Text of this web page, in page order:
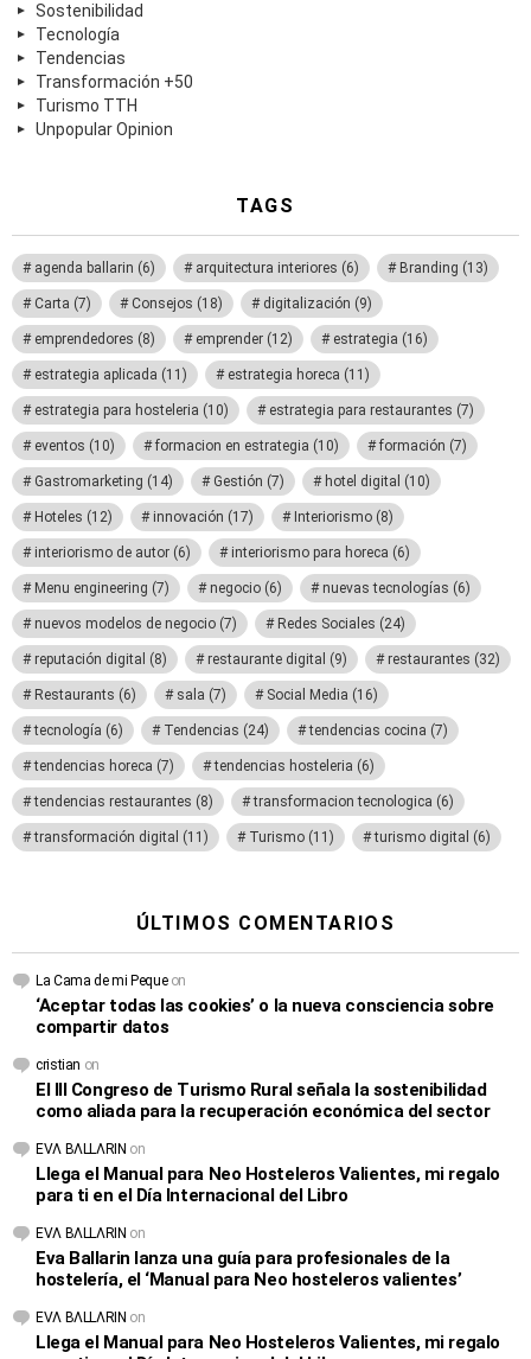
Sostenibilidad
Tecnología
Tendencias
Transformación +50
Turismo TTH
Unpopular Opinion
TAGS
agenda ballarin (6) arquitectura interiores (6) Branding (13)
Carta (7) Consejos (18) digitalización (9)
emprendedores (8) emprender (12) estrategia (16)
estrategia aplicada (11) estrategia horeca (11)
estrategia para hosteleria (10) estrategia para restaurantes (7)
eventos (10) formacion en estrategia (10) formación (7)
Gastromarketing (14) Gestión (7) hotel digital (10)
Hoteles (12) innovación (17) Interiorismo (8)
interiorismo de autor (6) interiorismo para horeca (6)
Menu engineering (7) negocio (6) nuevas tecnologías (6)
nuevos modelos de negocio (7) Redes Sociales (24)
reputación digital (8) restaurante digital (9) restaurantes (32)
Restaurants (6) sala (7) Social Media (16)
tecnología (6) Tendencias (24) tendencias cocina (7)
tendencias horeca (7) tendencias hosteleria (6)
tendencias restaurantes (8) transformacion tecnologica (6)
transformación digital (11) Turismo (11) turismo digital (6)
ÚLTIMOS COMENTARIOS
La Cama de mi Pequeon
‘Aceptar todas las cookies’ o la nueva consciencia sobre
compartir datos
cristian on
El III Congreso de Turismo Rural señala la sostenibilidad
como aliada para la recuperación económica del sector
EVΛ BΛLLΛRIN on
Llega el Manual para Neo Hosteleros Valientes, mi regalo
para ti en el Día Internacional del Libro
EVΛ BΛLLΛRIN on
Eva Ballarin lanza una guía para profesionales de la
hostelería, el ‘Manual para Neo hosteleros valientes’
EVΛ BΛLLΛRIN on
Llega el Manual para Neo Hosteleros Valientes, mi regalo